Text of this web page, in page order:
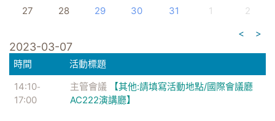
27
28 29 30 31 1
2
<
>
2023-03-07
時間
活動標題
14:10-
17:00
主管會議
【其他:請填寫活動地點/國際會議廳
AC222演講廳】